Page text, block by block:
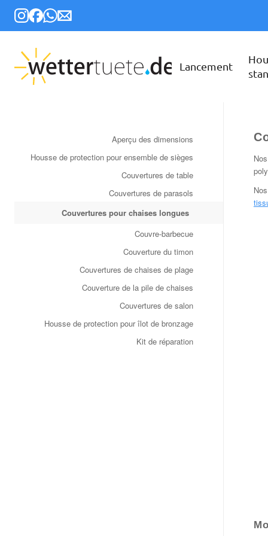
Lancement
Aperçu des dimensions
Housse de protection pour ensemble de sièges
Couvertures de table
Couvertures de parasols
Couvertures pour chaises longues
Couvre-barbecue
Couverture du timon
Couvertures de chaises de plage
Couverture de la pile de chaises
Couvertures de salon
Housse de protection pour îlot de bronzage
Kit de réparation